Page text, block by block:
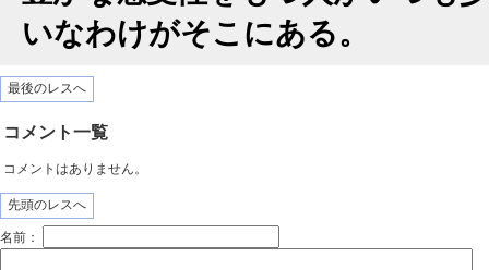
いなわけがそこにある。
最後のレスへ
コメント一覧
コメントはありません。
先頭のレスへ
名前：